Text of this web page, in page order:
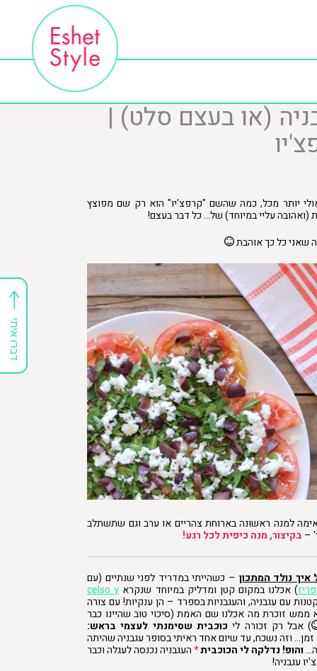
(או בעצם סלט) |
יותר מכל, כמה שהשם "קרפצ'יו" הוא רק שם מפוצץ
(ואהובה עליי במיוחד) של… כל דבר בעצם!
שאני כל כך אוהבת
למנה ראשונה בארוחת צהריים או ערב וגם שתשתלב
– בקיצור, מנה כיפית לכל רגע!
איך נולד המתכון – כשהייתי במדריד לפני שנתיים (עם
) אכלנו במקום קטן ומדליק במיוחד שנקרא celso y
עם עגבניה, והעגבניות בספרד – הן ענקיות! עם צורה
ממש זוכרת מה אכלנו שם האמת (סיכוי טוב שהיינו כבר
) אבל רק זכורה לי כוכבית שסימנתי לעצמי בראש:
וזה נשכח, עד שיום אחד ראיתי בסופר עגבניה שהיתה
והופ! נדלקה לי הכוכבית*העגבניה נכנסה לעגלה וכבר
עגבניה!
דברו איתי